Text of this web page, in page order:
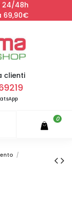
24/48h
69,90€
clienti
0